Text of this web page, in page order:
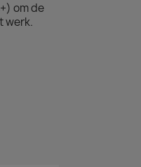
om de
werk.